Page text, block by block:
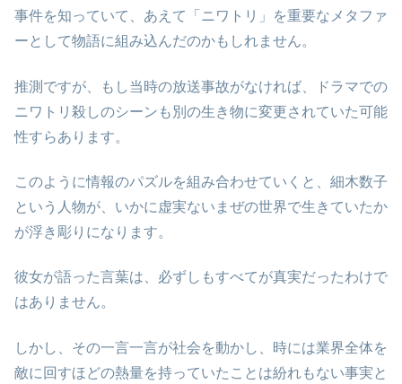
事件を知っていて、あえて「ニワトリ」を重要なメタファ
ーとして物語に組み込んだのかもしれません。
推測ですが、もし当時の放送事故がなければ、ドラマでの
ニワトリ殺しのシーンも別の生き物に変更されていた可能
性すらあります。
このように情報のパズルを組み合わせていくと、細木数子
という人物が、いかに虚実ないまぜの世界で生きていたか
が浮き彫りになります。
彼女が語った言葉は、必ずしもすべてが真実だったわけで
はありません。
しかし、その一言一言が社会を動かし、時には業界全体を
敵に回すほどの熱量を持っていたことは紛れもない事実と